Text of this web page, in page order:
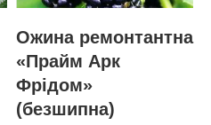
Ожина ремонтантна
«Прайм Арк
Фрідом»
(безшипна)